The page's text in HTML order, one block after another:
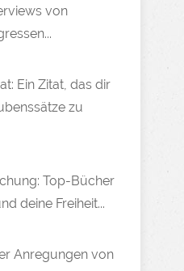
von
Ein Zitat, das dir
zu
Top-Bücher
deine Freiheit...
Anregungen von